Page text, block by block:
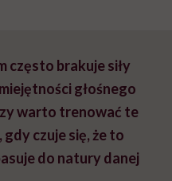
często brakuje siły
głośnego
warto trenować te
czuje się, że to
do natury danej